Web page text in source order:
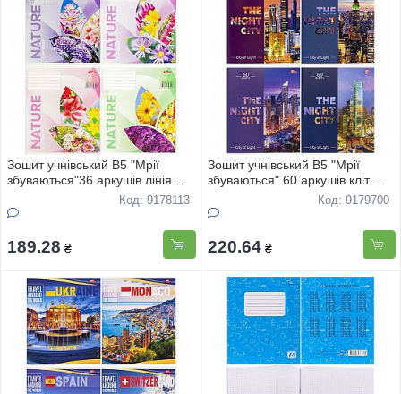
Зошит учнівський В5 "Мрії
збуваються"36 аркушів лінія
офс "Nature" 3816 16штКод: 9178113
189.28 ₴
Зошит учнівський В5 "Мрії
збуваються" 60 аркушів кліт
"Нiчнi мiста" 3576 12штКод: 9179700
220.64 ₴